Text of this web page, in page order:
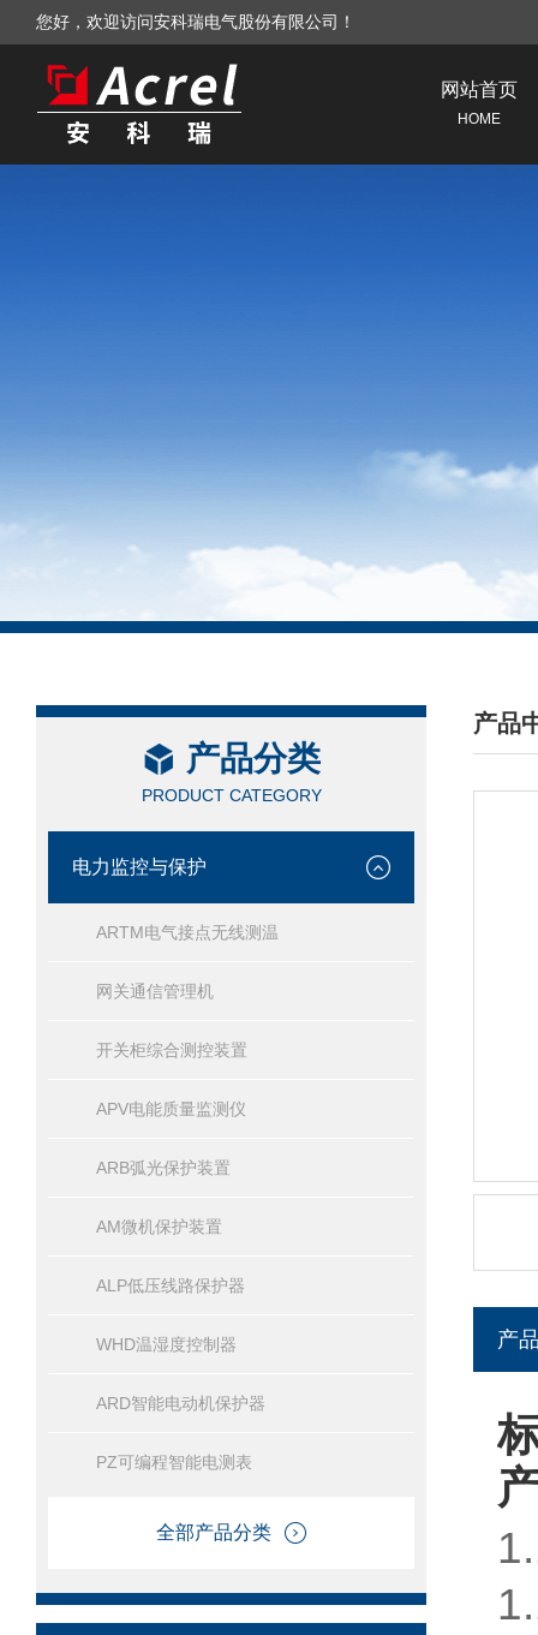
您好，欢迎访问安科瑞电气股份有限公司！
网站首页
HOME
产品分类
PRODUCT CATEGORY
电力监控与保护
ARTM电气接点无线测温
网关通信管理机
开关柜综合测控装置
APV电能质量监测仪
ARB弧光保护装置
AM微机保护装置
ALP低压线路保护器
WHD温湿度控制器
ARD智能电动机保护器
PZ可编程智能电测表
全部产品分类
产品
/
产